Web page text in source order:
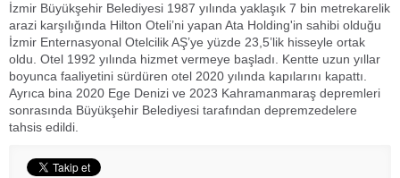
İzmir Büyükşehir Belediyesi 1987 yılında yaklaşık 7 bin metrekarelik
arazi karşılığında Hilton Oteli’ni yapan Ata Holding'in sahibi olduğu
İzmir Enternasyonal Otelcilik AŞ’ye yüzde 23,5’lik hisseyle ortak
oldu. Otel 1992 yılında hizmet vermeye başladı. Kentte uzun yıllar
boyunca faaliyetini sürdüren otel 2020 yılında kapılarını kapattı.
Ayrıca bina 2020 Ege Denizi ve 2023 Kahramanmaraş depremleri
sonrasında Büyükşehir Belediyesi tarafından depremzedelere
tahsis edildi.